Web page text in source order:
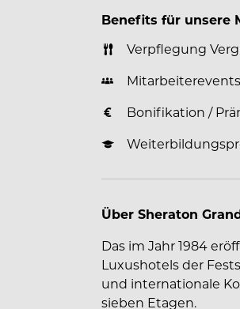
Benefits für unsere
Verpflegung
Mitarbeiterevents
Bonifikation /
Über Sheraton
Das im Jahr 1984
Luxushotels der
und internationale
sieben Etagen.